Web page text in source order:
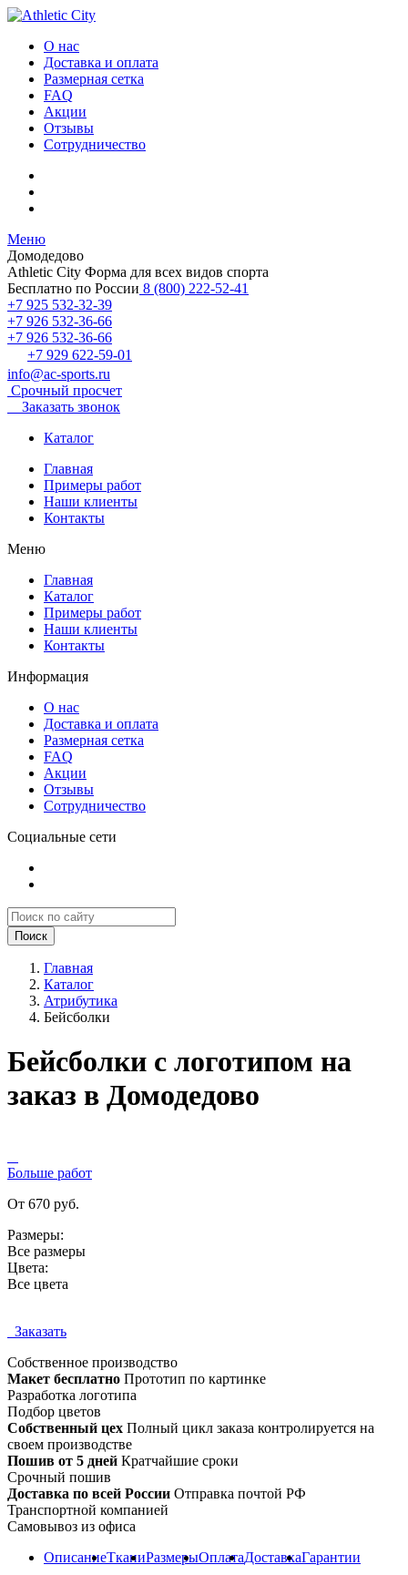
О нас
Доставка и оплата
Размерная сетка
FAQ
Акции
Отзывы
Сотрудничество
Меню
Домодедово
Athletic City Форма для всех видов спорта
Бесплатно по России 8 (800) 222-52-41
+7 925 532-32-39
+7 926 532-36-66
+7 926 532-36-66
+7 929 622-59-01
info@ac-sports.ru
Срочный просчет
Заказать звонок
Каталог
Главная
Примеры работ
Наши клиенты
Контакты
Меню
Главная
Каталог
Примеры работ
Наши клиенты
Контакты
Информация
О нас
Доставка и оплата
Размерная сетка
FAQ
Акции
Отзывы
Сотрудничество
Социальные сети
Поиск
Главная
Каталог
Атрибутика
Бейсболки
Бейсболки с логотипом на
заказ в Домодедово
Больше работ
От 670 руб.
Размеры:
Все размеры
Цвета:
Все цвета
Заказать
Собственное производство
Макет бесплатно Прототип по картинке
Разработка логотипа
Подбор цветов
Собственный цех Полный цикл заказа контролируется на
своем производстве
Пошив от 5 дней Кратчайшие сроки
Срочный пошив
Доставка по всей России Отправка почтой РФ
Транспортной компанией
Самовывоз из офиса
ОписаниеТканиРазмерыОплатаДоставкаГарантии